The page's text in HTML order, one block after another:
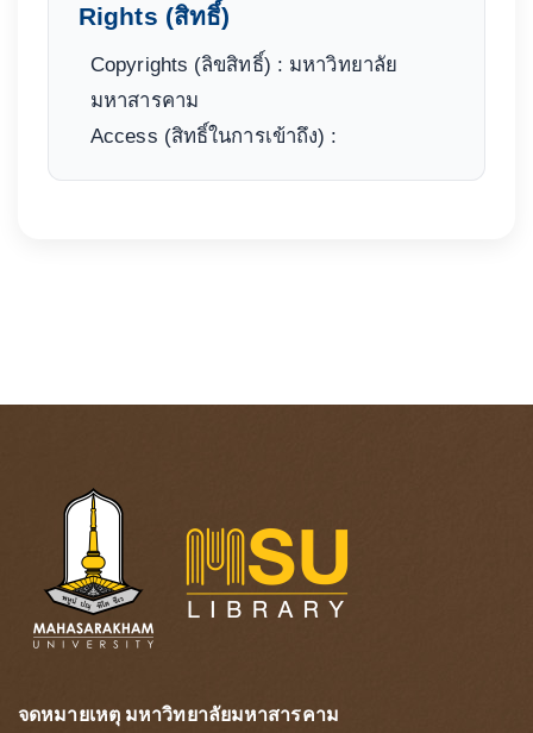
Rights (สิทธิ์)
Copyrights (ลิขสิทธิ์) : มหาวิทยาลัย
มหาสารคาม
Access (สิทธิ์ในการเข้าถึง) :
จดหมายเหตุ มหาวิทยาลัยมหาสารคาม